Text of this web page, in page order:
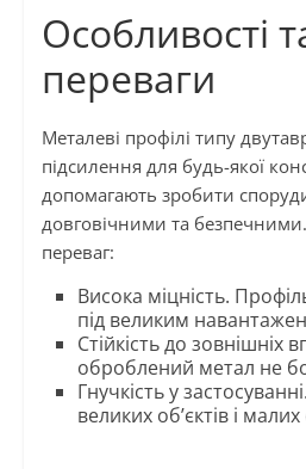
Особливості
переваги
Металеві профілі типу
підсилення для будь-якої
допомагають зробити
довговічними та
переваг:
Висока міцність.
під великим
Стійкість до зовнішніх
оброблений метал не
Гнучкість у
великих об’єктів і